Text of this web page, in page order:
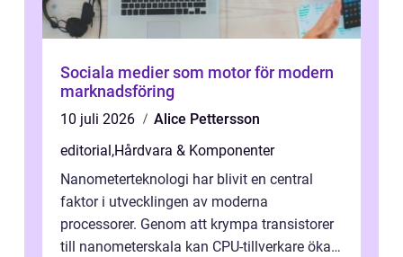
Sociala medier som motor för modern
marknadsföring
10 juli 2026
Alice Pettersson
editorial,Hårdvara & Komponenter
Nanometerteknologi har blivit en central
faktor i utvecklingen av moderna
processorer. Genom att krympa transistorer
till nanometerskala kan CPU-tillverkare öka